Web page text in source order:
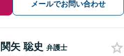
メールでお問い合わせ
関矢 聡史 弁護士